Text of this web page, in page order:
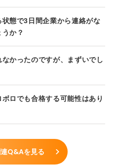
態で3日間企業から連絡がな
か？
かったのですが、まずいでし
ロでも合格する可能性はあり
Q&Aを見る